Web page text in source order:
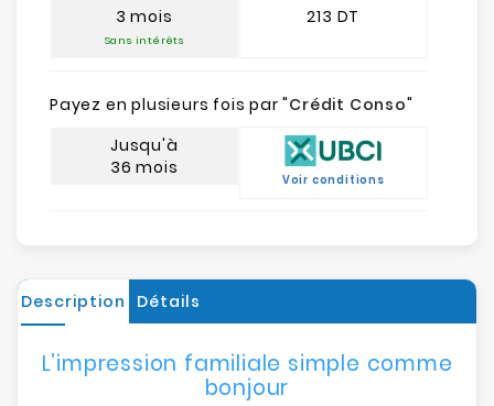
3 mois
Sans intérêts
213 DT
Payez en plusieurs fois par "Crédit Conso"
Jusqu'à
36 mois
Voir conditions
Description Détails
L’impression familiale simple comme
bonjour